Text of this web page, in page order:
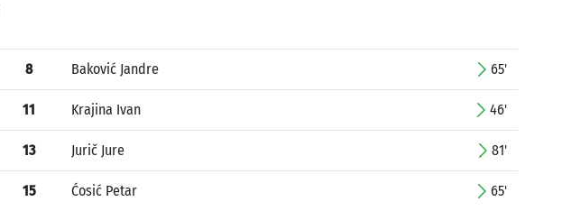
8 Baković Jandre 65'
11 Krajina Ivan 46'
13 Jurič Jure 81'
15 Ćosić Petar 65'